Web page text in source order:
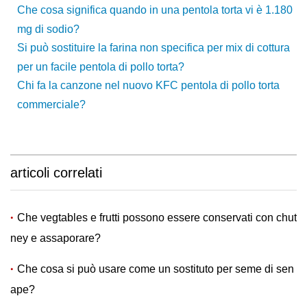
Che cosa significa quando in una pentola torta vi è 1.180
mg di sodio?
Si può sostituire la farina non specifica per mix di cottura
per un facile pentola di pollo torta?
Chi fa la canzone nel nuovo KFC pentola di pollo torta
commerciale?
articoli correlati
Che vegtables e frutti possono essere conservati con chut
ney e assaporare?
Che cosa si può usare come un sostituto per seme di sen
ape?